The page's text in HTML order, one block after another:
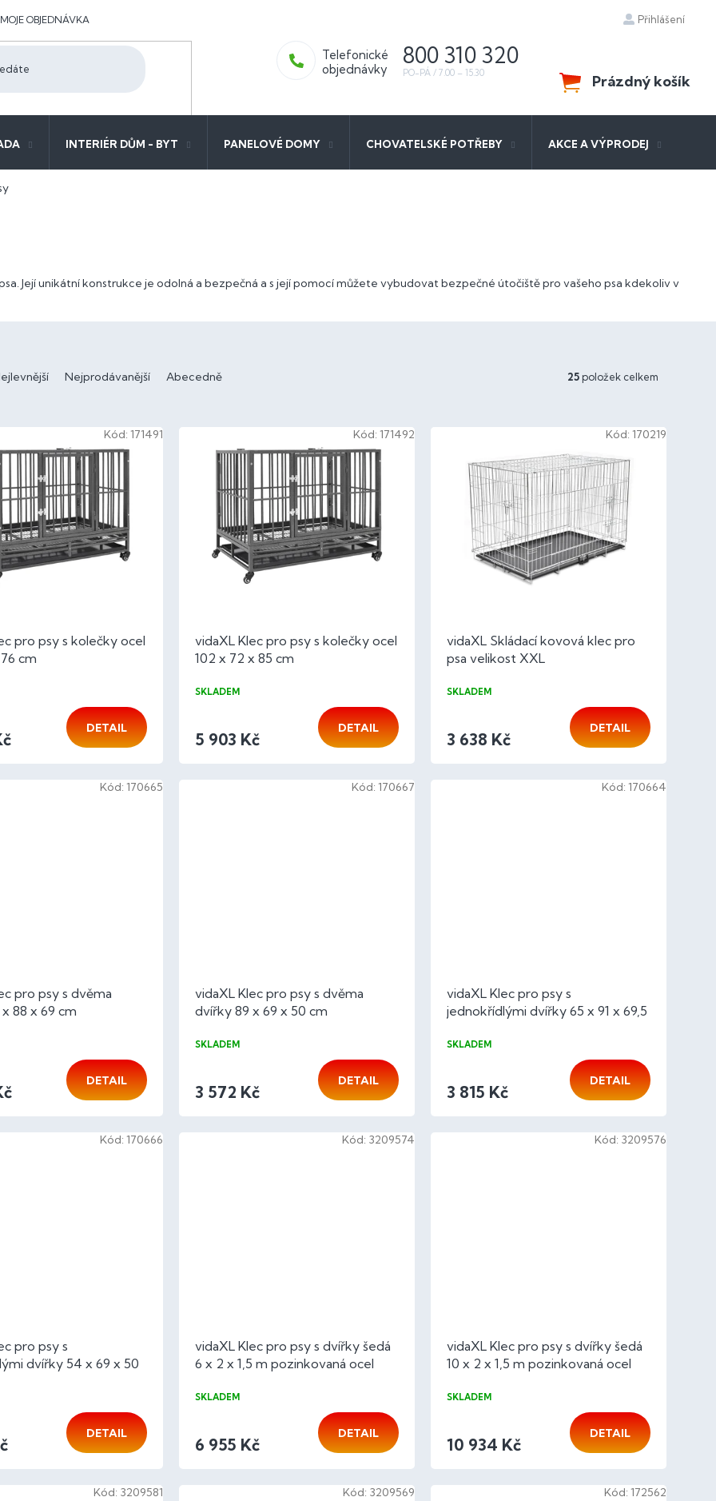
MOJE OBJEDNÁVKA Přihlášení
800 310 320
NÁKUPNÍ
KOŠÍK
Prázdný košík
INTERIÉR DŮM - BYT PANELOVÉ DOMY CHOVATELSKÉ POTŘEBY AKCE A VÝPRODEJ
Její unikátní konstrukce je odolná a bezpečná a s její pomocí můžete vybudovat bezpečné útočiště pro vašeho psa kdekoliv v
Nejprodávanější Abecedně 25 položek celkem
pro psy s kolečky ocel
cm
DETAIL
Kód: 171491
vidaXL Klec pro psy s kolečky ocel
102 x 72 x 85 cm
SKLADEM
5 903 Kč
DETAIL
Kód: 171492
vidaXL Skládací kovová klec pro
psa velikost XXL
SKLADEM
3 638 Kč
DETAIL
Kód: 170219
pro psy s dvěma
88 x 69 cm
DETAIL
Kód: 170665
vidaXL Klec pro psy s dvěma
dvířky 89 x 69 x 50 cm
SKLADEM
3 572 Kč
DETAIL
Kód: 170667
vidaXL Klec pro psy s
jednokřídlými dvířky 65 x 91 x 69,5
SKLADEM
3 815 Kč
DETAIL
Kód: 170664
pro psy s
dvířky 54 x 69 x 50
DETAIL
Kód: 170666
vidaXL Klec pro psy s dvířky šedá
6 x 2 x 1,5 m pozinkovaná ocel
SKLADEM
6 955 Kč
DETAIL
Kód: 3209574
vidaXL Klec pro psy s dvířky šedá
10 x 2 x 1,5 m pozinkovaná ocel
SKLADEM
10 934 Kč
DETAIL
Kód: 3209576
Kód: 3209581 Kód: 3209569 Kód: 172562